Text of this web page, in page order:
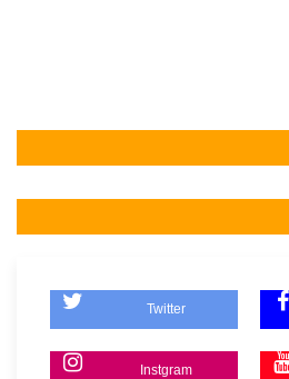
Twitter
Instgram